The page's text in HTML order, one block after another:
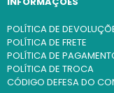
POLÍTICA DE
POLÍTICA DE FRETE
POLÍTICA DE
POLÍTICA DE TROCA
CÓDIGO DEFESA DO